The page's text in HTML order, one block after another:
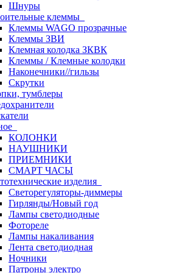
Шнуры
клеммы
Клеммы WAGO прозрачные
Клеммы ЗВИ
Клемная колодка ЗКВК
Клеммы / Клемные колодки
Наконечники//гильзы
Скрутки
тумблеры
КОЛОНКИ
НАУШНИКИ
ПРИЕМНИКИ
СМАРТ ЧАСЫ
изделия
Светорегуляторы-диммеры
Гирлянды/Новый год
Лампы светодиодные
Фотореле
Лампы накаливания
Лента светодиодная
Ночники
Патроны электро